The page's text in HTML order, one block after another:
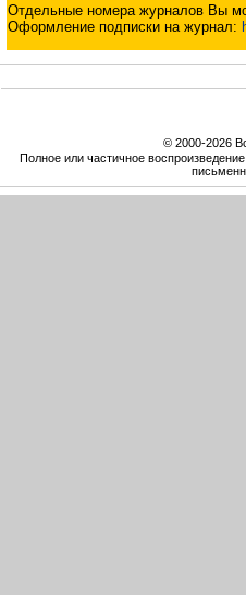
Отдельные номера журналов Вы
Оформление подписки на журнал:
© 2000-2026
Полное или частичное